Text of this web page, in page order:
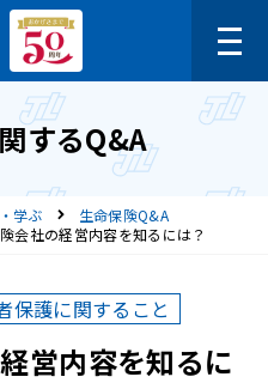
するQ&A
学ぶ
生命保険Q&A
会社の経営内容を知るには？
保護に関すること
営内容を知るに